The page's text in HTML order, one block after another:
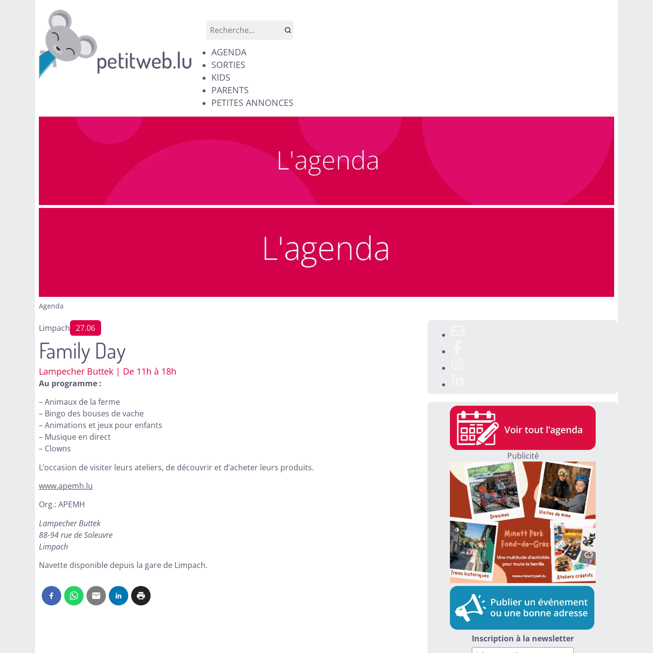
AGENDA
SORTIES
KIDS
PARENTS
PETITES ANNONCES
Agenda
Limpach 27.06
Family Day
Lampecher Buttek | De 11h à 18h
Au programme :
– Animaux de la ferme
– Bingo des bouses de vache
– Animations et jeux pour enfants
– Musique en direct
– Clowns
L’occasion de visiter leurs ateliers, de découvrir et d’acheter leurs produits.
www.apemh.lu
Org.: APEMH
Lampecher Buttek
88-94 rue de Soleuvre
Limpach
Navette disponible depuis la gare de Limpach.
Publicité
Inscription à la newsletter